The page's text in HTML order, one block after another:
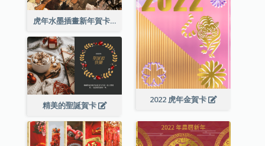
虎年水墨插畫新年賀卡
2022 虎年金賀卡
精美的聖誕賀卡